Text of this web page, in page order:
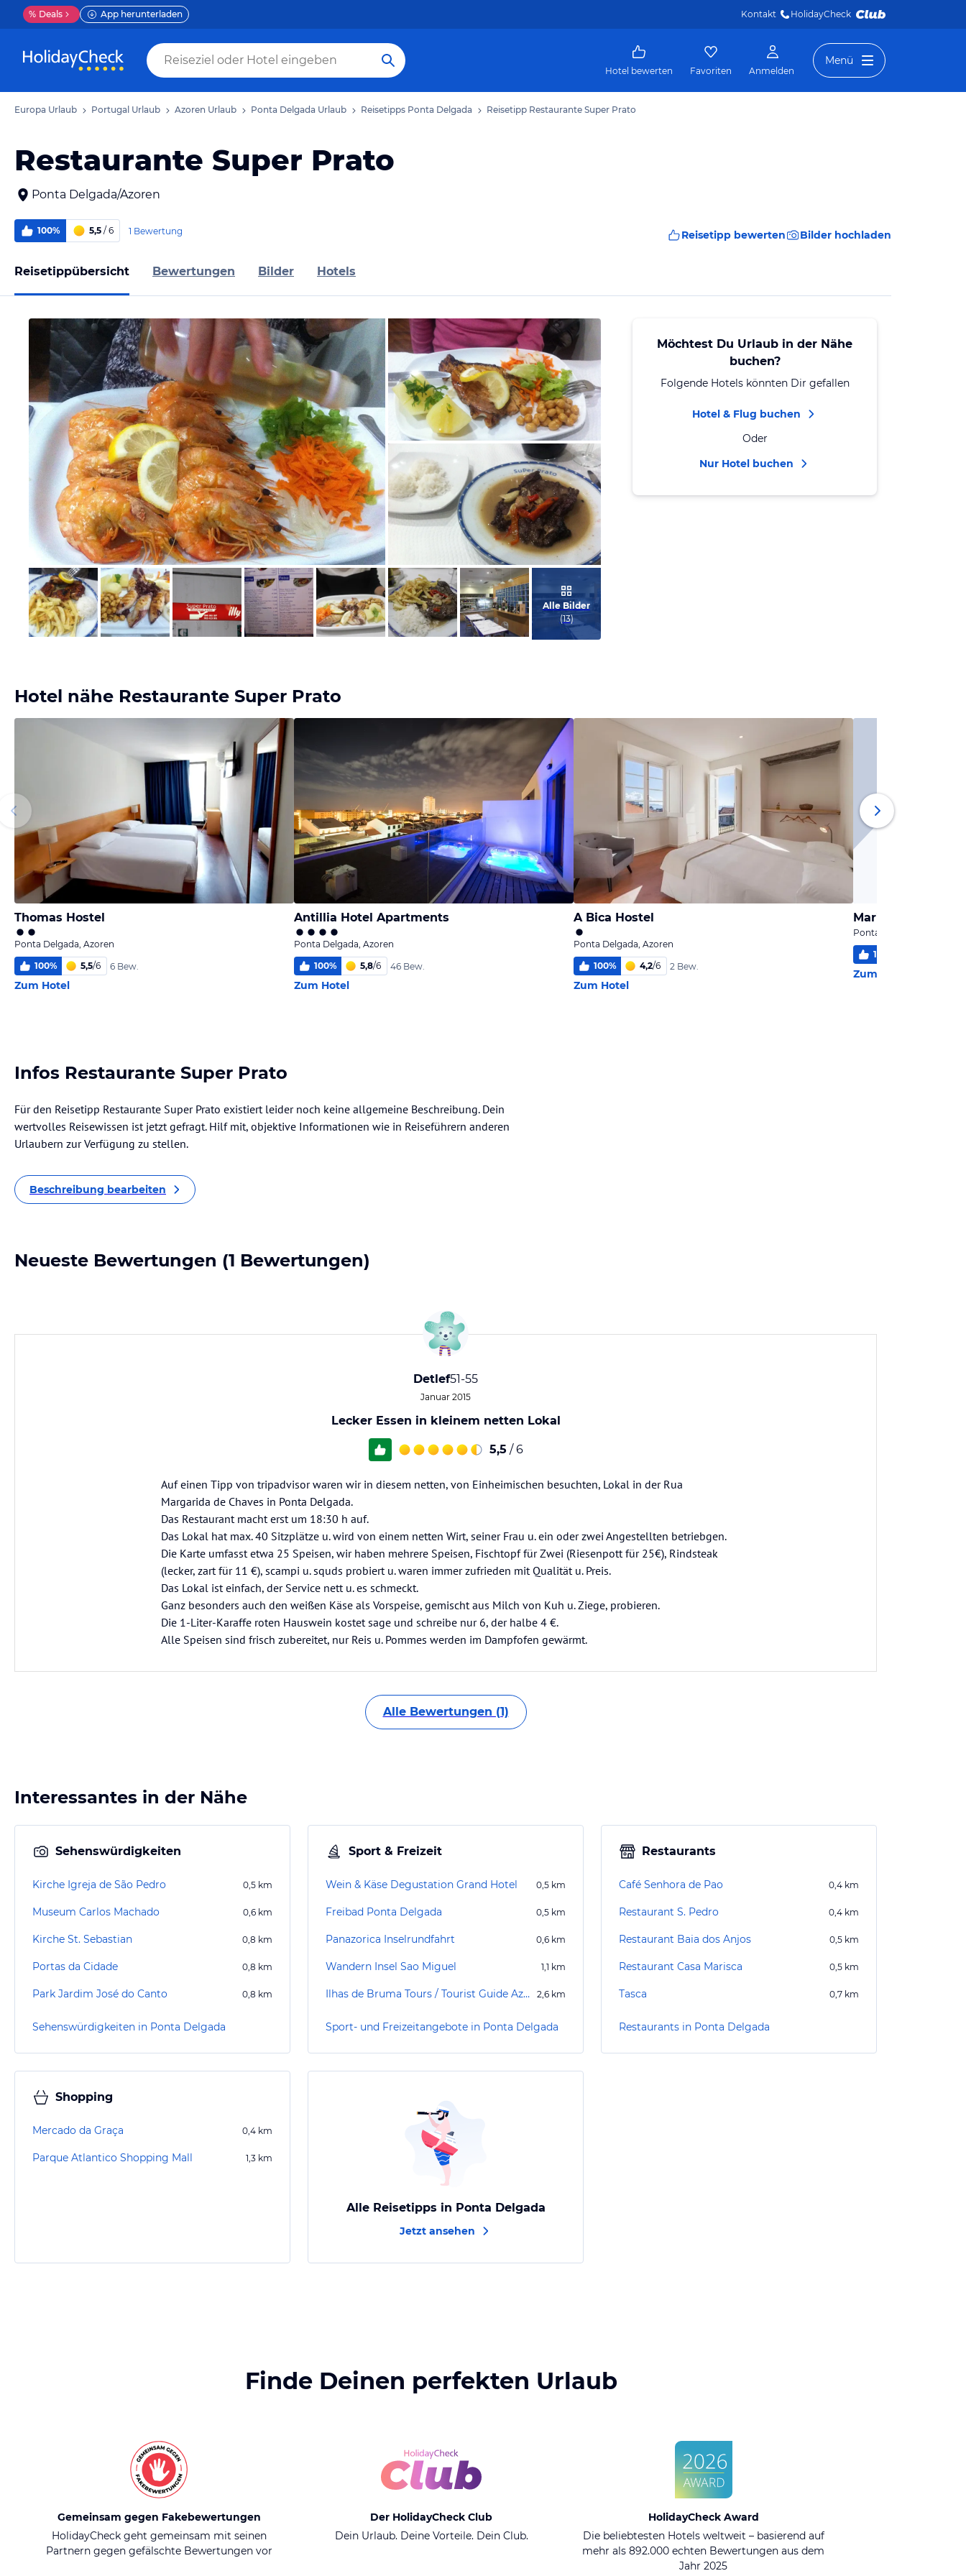
% Deals App herunterladen Kontakt HolidayCheck
Hotel bewerten Favoriten Anmelden
Menü
Europa Urlaub Portugal Urlaub Azoren Urlaub Ponta Delgada Urlaub Reisetipps Ponta Delgada Reisetipp Restaurante Super Prato
Restaurante Super Prato
Ponta Delgada/Azoren
100% 5,5 / 6 1 Bewertung Reisetipp bewerten Bilder hochladen
Reisetippübersicht Bewertungen Bilder Hotels
Bild melden
von Detlef
Bild melden
von Detlef
Bild melden
von Detlef
Alle Bilder
(13)
Möchtest Du Urlaub in der Nähe
buchen?
Folgende Hotels könnten Dir gefallen
Hotel & Flug buchen
Oder
Nur Hotel buchen
Hotel nähe Restaurante Super Prato
Thomas Hostel
Ponta Delgada, Azoren
100% 5,5/6 6 Bew.
Zum Hotel
Antillia Hotel Apartments
Ponta Delgada, Azoren
100% 5,8/6 46 Bew.
Zum Hotel
A Bica Hostel
Ponta Delgada, Azoren
100% 4,2/6 2 Bew.
Zum Hotel
Marina Lounge
Ponta Delgada, Azoren
100
Zum Hotel
Infos Restaurante Super Prato
Für den Reisetipp Restaurante Super Prato existiert leider noch keine allgemeine Beschreibung. Dein
wertvolles Reisewissen ist jetzt gefragt. Hilf mit, objektive Informationen wie in Reiseführern anderen
Urlaubern zur Verfügung zu stellen.
Beschreibung bearbeiten
Neueste Bewertungen (1 Bewertungen)
Detlef51-55
Januar 2015
Lecker Essen in kleinem netten Lokal
5,5 / 6
Auf einen Tipp von tripadvisor waren wir in diesem netten, von Einheimischen besuchten, Lokal in der Rua
Margarida de Chaves in Ponta Delgada.
Das Restaurant macht erst um 18:30 h auf.
Das Lokal hat max. 40 Sitzplätze u. wird von einem netten Wirt, seiner Frau u. ein oder zwei Angestellten betriebgen.
Die Karte umfasst etwa 25 Speisen, wir haben mehrere Speisen, Fischtopf für Zwei (Riesenpott für 25€), Rindsteak
(lecker, zart für 11 €), scampi u. squds probiert u. waren immer zufrieden mit Qualität u. Preis.
Das Lokal ist einfach, der Service nett u. es schmeckt.
Ganz besonders auch den weißen Käse als Vorspeise, gemischt aus Milch von Kuh u. Ziege, probieren.
Die 1-Liter-Karaffe roten Hauswein kostet sage und schreibe nur 6, der halbe 4 €.
Alle Speisen sind frisch zubereitet, nur Reis u. Pommes werden im Dampfofen gewärmt.
Alle Bewertungen (1)
Interessantes in der Nähe
Sehenswürdigkeiten
Kirche Igreja de São Pedro 0,5 km
Museum Carlos Machado 0,6 km
Kirche St. Sebastian 0,8 km
Portas da Cidade 0,8 km
Park Jardim José do Canto 0,8 km
Sehenswürdigkeiten in Ponta Delgada
Sport & Freizeit
Wein & Käse Degustation Grand Hotel 0,5 km
Freibad Ponta Delgada 0,5 km
Panazorica Inselrundfahrt 0,6 km
Wandern Insel Sao Miguel 1,1 km
Ilhas de Bruma Tours / Tourist Guide Azoren - Sao Miguel 2,6 km
Sport- und Freizeitangebote in Ponta Delgada
Restaurants
Café Senhora de Pao 0,4 km
Restaurant S. Pedro 0,4 km
Restaurant Baia dos Anjos 0,5 km
Restaurant Casa Marisca 0,5 km
Tasca 0,7 km
Restaurants in Ponta Delgada
Shopping
Mercado da Graça 0,4 km
Parque Atlantico Shopping Mall 1,3 km
Alle Reisetipps in Ponta Delgada
Jetzt ansehen
Finde Deinen perfekten Urlaub
Gemeinsam gegen Fakebewertungen
HolidayCheck geht gemeinsam mit seinen
Partnern gegen gefälschte Bewertungen vor
Der HolidayCheck Club
Dein Urlaub. Deine Vorteile. Dein Club.
HolidayCheck Award
Die beliebtesten Hotels weltweit – basierend auf
mehr als 892.000 echten Bewertungen aus dem
Jahr 2025